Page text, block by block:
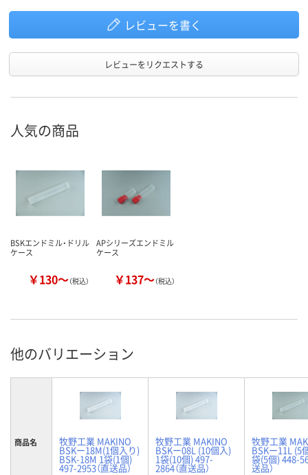
レビューを書く
レビューをリクエストする
人気の商品
BSKエンドミル・ドリル
ケース
￥130～（税込）
APシリーズエンドミル
ケース
￥137～（税込）
他のバリエーション
商品名 牧野工業 MAKINO
BSKー18M(1個入り)
BSK-18M 1袋(1個)
497-2953（直送品）
牧野工業 MAKINO
BSKー08L (10個入)
1袋(10個) 497-
2864（直送品）
牧野工業
BSKー11L (5
袋(5個) 448-
送品）